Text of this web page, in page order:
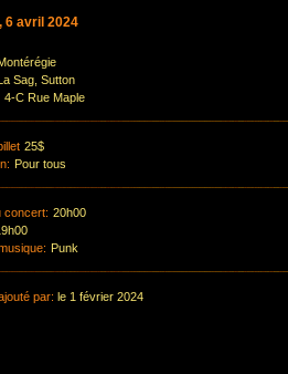
6 avril 2024
Sag, Sutton
4-C Rue Maple
25$
Pour tous
concert: 20h00
Punk
par: le 1 février 2024